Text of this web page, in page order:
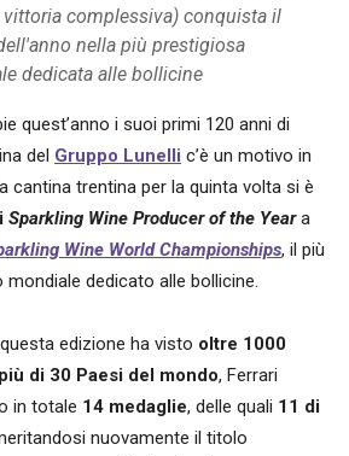
complessiva) conquista il
nella più prestigiosa
dedicata alle bollicine
quest’anno i suoi primi 120 anni di
del Gruppo Lunelli c’è un motivo in
cantina trentina per la quinta volta si è
Sparkling Wine Producer of the Yeara
Wine World Championships, il più
dedicato alle bollicine.
edizione ha visto oltre 1000
di 30 Paesi del mondo, Ferrari
in totale 14 medaglie, delle quali 11 di
nuovamente il titolo